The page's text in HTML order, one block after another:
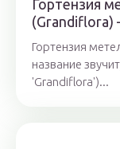
Гортензия
(Grandiflora)
Гортензия
название
'Grandiflora')...